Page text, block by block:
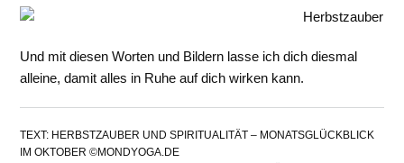
Und mit diesen Worten und Bildern lasse ich dich diesmal
alleine, damit alles in Ruhe auf dich wirken kann.
TEXT: HERBSTZAUBER UND SPIRITUALITÄT – MONATSGLÜCKBLICK
IM OKTOBER ©MONDYOGA.DE